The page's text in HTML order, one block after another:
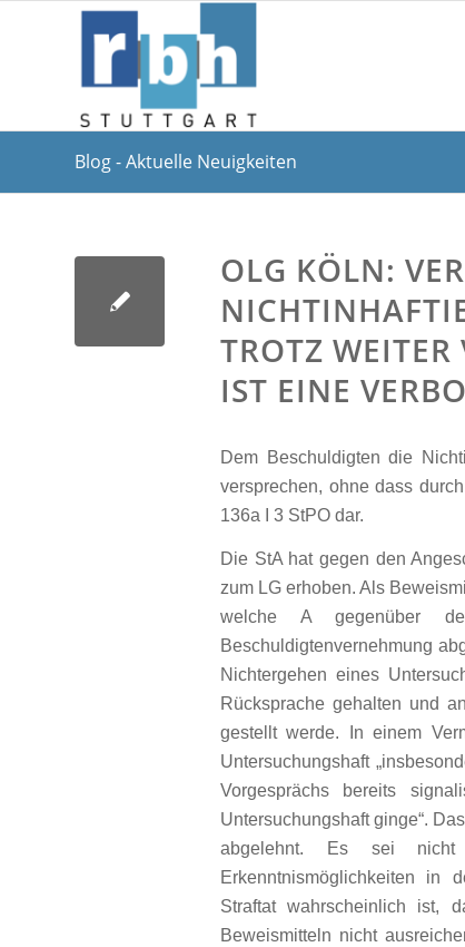
Blog - Aktuelle Neuigkeiten
OLG KÖLN:
TROTZ
IST EINE
Dem Beschuldigten die
versprechen, ohne dass
136a I 3 StPO dar.
Die StA hat gegen den
zum LG erhoben. Als
welche A gegenüber
Beschuldigtenvernehmung
Nichtergehen eines
Rücksprache gehalten und
gestellt werde. In einem
Untersuchungshaft
Vorgesprächs bereits
Untersuchungshaft ginge“.
abgelehnt. Es sei nicht
Erkenntnismöglichkeiten in
Straftat wahrscheinlich ist,
Beweismitteln nicht